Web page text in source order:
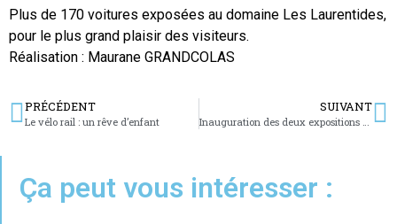
Plus de 170 voitures exposées au domaine Les Laurentides,
pour le plus grand plaisir des visiteurs.
Réalisation : Maurane GRANDCOLAS
PRÉCÉDENT
Le vélo rail : un rêve d’enfant
SUIVANT
Inauguration des deux expositions au Musée de la Citadelle
Ça peut vous intéresser :